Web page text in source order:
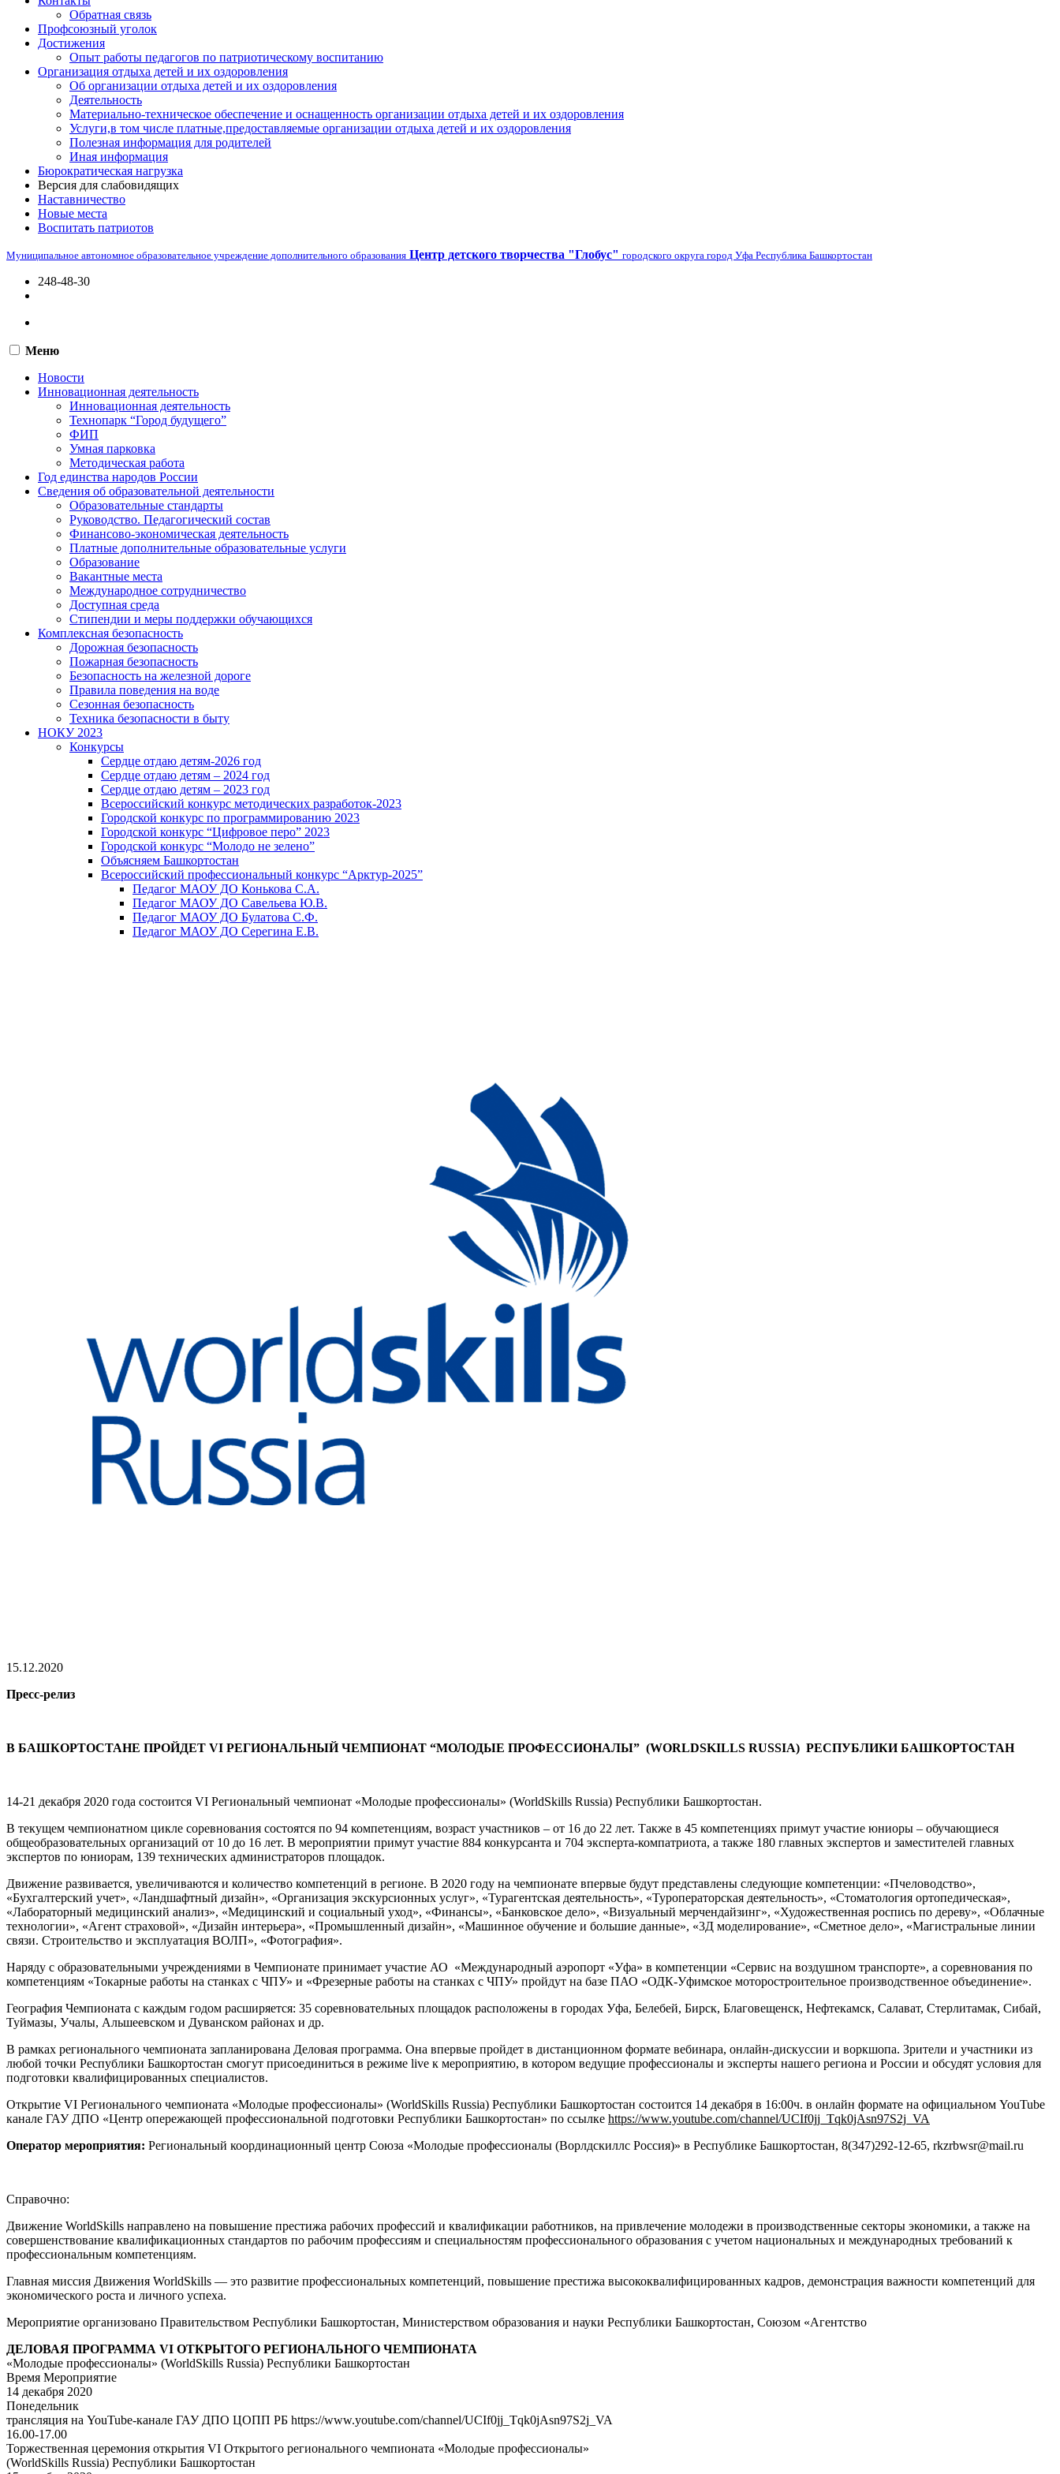
Обратная связь
Профсоюзный уголок
Достижения
Опыт работы педагогов по патриотическому воспитанию
Организация отдыха детей и их оздоровления
Об организации отдыха детей и их оздоровления
Деятельность
Материально-техническое обеспечение и оснащенность организации отдыха детей и их оздоровления
Услуги,в том числе платные,предоставляемые организации отдыха детей и их оздоровления
Полезная информация для родителей
Иная информация
Бюрократическая нагрузка
Версия для слабовидящих
Наставничество
Новые места
Воспитать патриотов
Муниципальное автономное образовательное учреждение дополнительного образования Центр детского творчества "Глобус" городского округа город Уфа Республика Башкортостан
248-48-30
Меню
Новости
Инновационная деятельность
Инновационная деятельность
Технопарк “Город будущего”
ФИП
Умная парковка
Методическая работа
Год единства народов России
Сведения об образовательной деятельности
Образовательные стандарты
Руководство. Педагогический состав
Финансово-экономическая деятельность
Платные дополнительные образовательные услуги
Образование
Вакантные места
Международное сотрудничество
Доступная среда
Стипендии и меры поддержки обучающихся
Комплексная безопасность
Дорожная безопасность
Пожарная безопасность
Безопасность на железной дороге
Правила поведения на воде
Сезонная безопасность
Техника безопасности в быту
НОКУ 2023
Конкурсы
Сердце отдаю детям-2026 год
Сердце отдаю детям – 2024 год
Сердце отдаю детям – 2023 год
Всероссийский конкурс методических разработок-2023
Городской конкурс по программированию 2023
Городской конкурс “Цифровое перо” 2023
Городской конкурс “Молодо не зелено”
Объясняем Башкортостан
Всероссийский профессиональный конкурс “Арктур-2025”
Педагог МАОУ ДО Конькова С.А.
Педагог МАОУ ДО Савельева Ю.В.
Педагог МАОУ ДО Булатова С.Ф.
Педагог МАОУ ДО Серегина Е.В.
15.12.2020
Пресс-релиз
В БАШКОРТОСТАНЕ ПРОЙДЕТ VI РЕГИОНАЛЬНЫЙ ЧЕМПИОНАТ “МОЛОДЫЕ ПРОФЕССИОНАЛЫ” (WORLDSKILLS RUSSIA) РЕСПУБЛИКИ БАШКОРТОСТАН
14-21 декабря 2020 года состоится VI Региональный чемпионат «Молодые профессионалы» (WorldSkills Russia) Республики Башкортостан.
В текущем чемпионатном цикле соревнования состоятся по 94 компетенциям, возраст участников – от 16 до 22 лет. Также в 45 компетенциях примут участие юниоры – обучающиеся
общеобразовательных организаций от 10 до 16 лет. В мероприятии примут участие 884 конкурсанта и 704 эксперта-компатриота, а также 180 главных экспертов и заместителей главных
экспертов по юниорам, 139 технических администраторов площадок.
Движение развивается, увеличиваются и количество компетенций в регионе. В 2020 году на чемпионате впервые будут представлены следующие компетенции: «Пчеловодство»,
«Бухгалтерский учет», «Ландшафтный дизайн», «Организация экскурсионных услуг», «Турагентская деятельность», «Туроператорская деятельность», «Стоматология ортопедическая»,
«Лабораторный медицинский анализ», «Медицинский и социальный уход», «Финансы», «Банковское дело», «Визуальный мерчендайзинг», «Художественная роспись по дереву», «Облачные
технологии», «Агент страховой», «Дизайн интерьера», «Промышленный дизайн», «Машинное обучение и большие данные», «3Д моделирование», «Сметное дело», «Магистральные линии
связи. Строительство и эксплуатация ВОЛП», «Фотография».
Наряду с образовательными учреждениями в Чемпионате принимает участие АО «Международный аэропорт «Уфа» в компетенции «Сервис на воздушном транспорте», а соревнования по
компетенциям «Токарные работы на станках с ЧПУ» и «Фрезерные работы на станках с ЧПУ» пройдут на базе ПАО «ОДК-Уфимское моторостроительное производственное объединение».
География Чемпионата с каждым годом расширяется: 35 соревновательных площадок расположены в городах Уфа, Белебей, Бирск, Благовещенск, Нефтекамск, Салават, Стерлитамак, Сибай,
Туймазы, Учалы, Альшеевском и Дуванском районах и др.
В рамках регионального чемпионата запланирована Деловая программа. Она впервые пройдет в дистанционном формате вебинара, онлайн-дискуссии и воркшопа. Зрители и участники из
любой точки Республики Башкортостан смогут присоединиться в режиме live к мероприятию, в котором ведущие профессионалы и эксперты нашего региона и России и обсудят условия для
подготовки квалифицированных специалистов.
Открытие VI Регионального чемпионата «Молодые профессионалы» (WorldSkills Russia) Республики Башкортостан состоится 14 декабря в 16:00ч. в онлайн формате на официальном YouTube
канале ГАУ ДПО «Центр опережающей профессиональной подготовки Республики Башкортостан» по ссылке https://www.youtube.com/channel/UCIf0jj_Tqk0jAsn97S2j_VA
Оператор мероприятия: Региональный координационный центр Союза «Молодые профессионалы (Ворлдскиллс Россия)» в Республике Башкортостан, 8(347)292-12-65, rkzrbwsr@mail.ru
Справочно:
Движение WorldSkills направлено на повышение престижа рабочих профессий и квалификации работников, на привлечение молодежи в производственные секторы экономики, а также на
совершенствование квалификационных стандартов по рабочим профессиям и специальностям профессионального образования с учетом национальных и международных требований к
профессиональным компетенциям.
Главная миссия Движения WorldSkills — это развитие профессиональных компетенций, повышение престижа высококвалифицированных кадров, демонстрация важности компетенций для
экономического роста и личного успеха.
Мероприятие организовано Правительством Республики Башкортостан, Министерством образования и науки Республики Башкортостан, Союзом «Агентство
ДЕЛОВАЯ ПРОГРАММА VI ОТКРЫТОГО РЕГИОНАЛЬНОГО ЧЕМПИОНАТА
«Молодые профессионалы» (WorldSkills Russia) Республики Башкортостан
Время Мероприятие
14 декабря 2020
Понедельник
трансляция на YouTube-канале ГАУ ДПО ЦОПП РБ https://www.youtube.com/channel/UCIf0jj_Tqk0jAsn97S2j_VA
16.00-17.00
Торжественная церемония открытия VI Открытого регионального чемпионата «Молодые профессионалы»
(WorldSkills Russia) Республики Башкортостан